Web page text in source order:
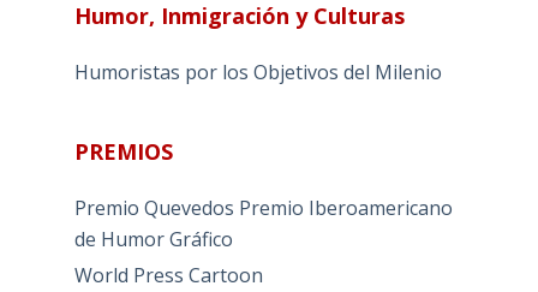
Humor, Inmigración y Culturas
Humoristas por los Objetivos del Milenio
PREMIOS
Premio Quevedos Premio Iberoamericano
de Humor Gráfico
World Press Cartoon